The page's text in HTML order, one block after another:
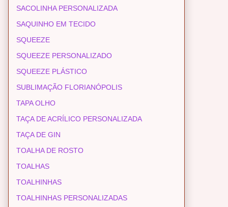
SACOLINHA PERSONALIZADA
SAQUINHO EM TECIDO
SQUEEZE
SQUEEZE PERSONALIZADO
SQUEEZE PLÁSTICO
SUBLIMAÇÃO FLORIANÓPOLIS
TAPA OLHO
TAÇA DE ACRÍLICO PERSONALIZADA
TAÇA DE GIN
TOALHA DE ROSTO
TOALHAS
TOALHINHAS
TOALHINHAS PERSONALIZADAS